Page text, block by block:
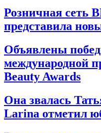
Розничная сеть
представила
Объявлены
международной
Beauty Awards
Она звалась
Larina отметил